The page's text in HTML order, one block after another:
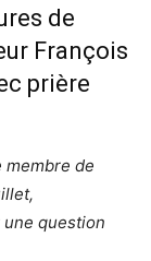
de
François
prière
membre de
une question